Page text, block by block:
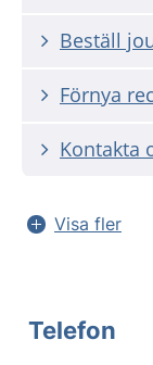
Beställ
Förnya
Kontakta
Visa fler
Telefon